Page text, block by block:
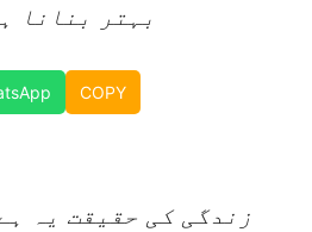
بہتر بنانا
COPY
زندگی کی حقیقت یہ